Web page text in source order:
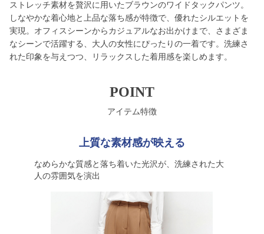
ストレッチ素材を贅沢に用いたブラウンのワイドタックパンツ。
しなやかな着心地と上品な落ち感が特徴で、優れたシルエットを
実現。オフィスシーンからカジュアルなお出かけまで、さまざま
なシーンで活躍する、大人の女性にぴったりの一着です。洗練さ
れた印象を与えつつ、リラックスした着用感を楽しめます。
POINT
アイテム特徴
上質な素材感が映える
なめらかな質感と落ち着いた光沢が、洗練された大
人の雰囲気を演出